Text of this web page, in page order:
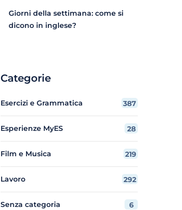
Giorni della settimana: come si
dicono in inglese?
Categorie
Esercizi e Grammatica 387
Esperienze MyES 28
Film e Musica 219
Lavoro 292
Senza categoria 6